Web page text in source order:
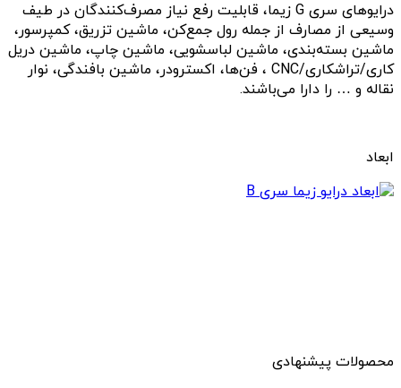
درایوهای سری G زیما، قابلیت رفع نیاز مصرف‌کنندگان در طیف
وسیعی از مصارف از جمله رول جمع‌کن، ماشین تزریق، کمپرسور،
ماشین بسته‌بندی، ماشین لباسشویی، ماشین چاپ، ماشین دریل
کاری/تراشکاری/CNC ، فن‌ها، اکسترودر، ماشین بافندگی، نوار
نقاله و … را دارا می‌باشند.
ابعاد
محصولات پیشنهادی